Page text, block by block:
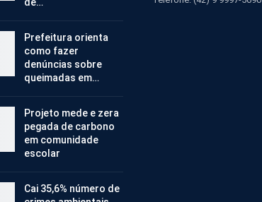
Prefeitura orienta
como fazer
denúncias sobre
queimadas em…
Projeto mede e zera
pegada de carbono
em comunidade
escolar
Cai 35,6% número de